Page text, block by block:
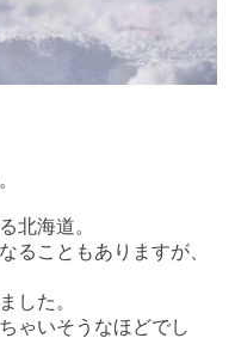
北海道。
ることもありますが、
した。
ゃいそうなほどでし